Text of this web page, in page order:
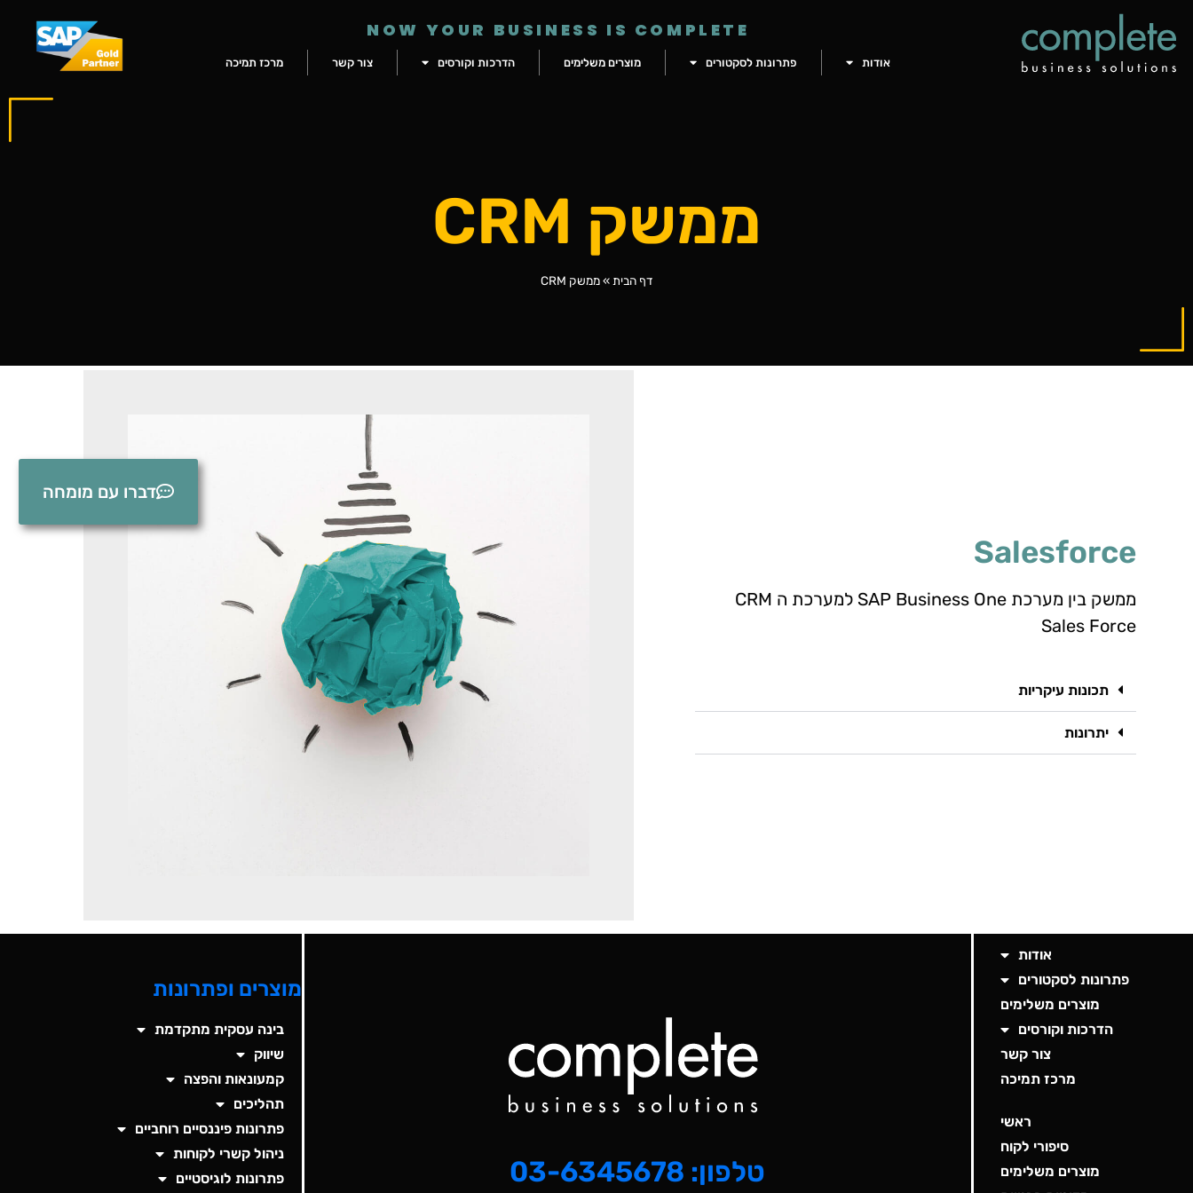
NOW YOUR BUSINESS IS COMPLETE
אודות פתרונות לסקטורים מוצרים משלימים הדרכות וקורסים צור קשר מרכז תמיכה
ממשק CRM
דף הבית»ממשק CRM
Salesforce
ממשק בין מערכת SAP Business One למערכת ה CRM
Sales Force
תכונות עיקריות
יתרונות
אודות
פתרונות לסקטורים
מוצרים משלימים
הדרכות וקורסים
צור קשר
מרכז תמיכה
ראשי
סיפורי לקוח
מוצרים משלימים
דברו עם מומחה
טלפון: 03-6345678
מוצרים ופתרונות
בינה עסקית מתקדמת
שיווק
קמעונאות והפצה
תהליכים
פתרונות פיננסיים רוחביים
ניהול קשרי לקוחות
פתרונות לוגיסטיים